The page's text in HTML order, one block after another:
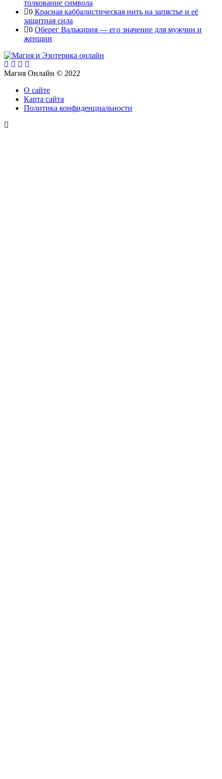
толкование символа
0 Красная каббалистическая нить на запястье и её
защитная сила
0 Оберег Валькирия — его значение для мужчин и
женщин
Магия Онлайн © 2022
О сайте
Карта сайта
Политика конфиденциальности